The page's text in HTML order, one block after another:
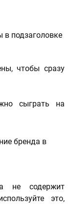
чтобы сразу
сыграть на
не содержит
это,